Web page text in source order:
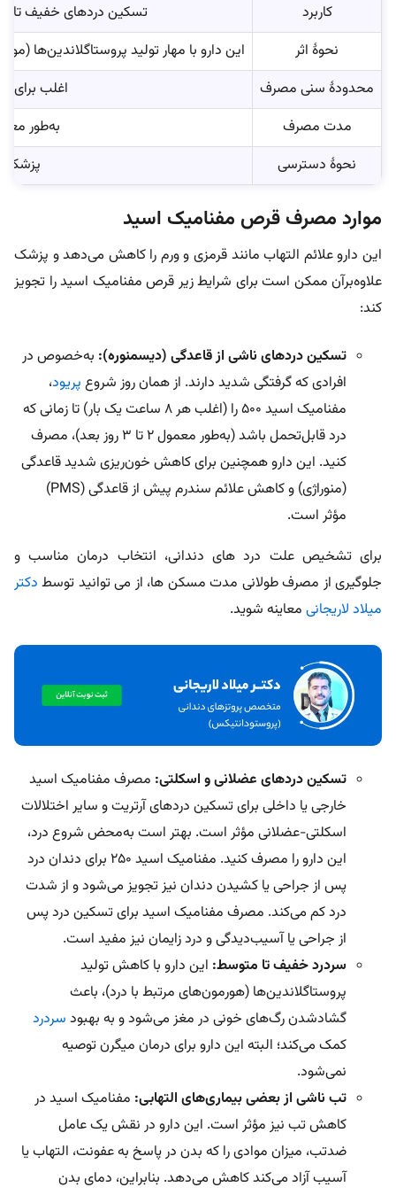
کاربرد
تسکین دردهای خفیف
نحوۀ اثر
این دارو با مهار تولید پروستاگلاندین‌ها
محدودۀ سنی مصرف
اغلب برای افراد بالای
مدت مصرف
به‌‎طور معمول چند روز تا حداکثر یک هفته
نحوۀ دسترسی
پزشک
موارد مصرف قرص مفنامیک اسید
این دارو علائم التهاب مانند قرمزی و ورم را کاهش می‌دهد و پزشک
علاوه‌برآن ممکن است برای شرایط زیر قرص مفنامیک اسید را تجویز
کند:
تسکین دردهای ناشی از قاعدگی (دیسمنوره): به‌خصوص در
افرادی که گرفتگی شدید دارند. از همان روز شروع پریود،
مفنامیک اسید 500 را (اغلب هر ۸ ساعت یک‌ بار) تا زمانی که
درد قابل‌تحمل باشد (به‌طور معمول ۲ تا ۳ روز بعد)، مصرف
کنید. این دارو همچنین برای کاهش خون‌ریزی شدید قاعدگی
(منوراژی) و کاهش علائم سندرم پیش از قاعدگی (PMS)
مؤثر است.
برای تشخیص علت درد های دندانی، انتخاب درمان مناسب و
جلوگیری از مصرف طولانی‌ مدت مسکن‌ ها، از می توانید توسط دکتر
میلاد لاریجانی معاینه شوید.
تسکین دردهای عضلانی و اسکلتی: مصرف مفنامیک اسید
خارجی یا داخلی برای تسکین دردهای آرتریت و سایر اختلالات
اسکلتی-عضلانی مؤثر است. بهتر است به‌محض شروع درد،
این دارو را مصرف کنید. مفنامیک اسید 250 برای دندان درد
پس از جراحی یا کشیدن دندان نیز تجویز می‌شود و از شدت
درد کم می‌کند. مصرف مفنامیک اسید برای تسکین درد پس
از جراحی یا آسیب‌دیدگی و درد زایمان نیز مفید است.
سردرد خفیف تا متوسط: این دارو با کاهش تولید
پروستاگلاندین‌ها (هورمون‌های مرتبط با درد)، باعث
گشادشدن رگ‌های خونی در مغز می‌شود و به بهبود سردرد
کمک می‌کند؛ البته این دارو برای درمان میگرن توصیه
نمی‌شود.
تب ناشی از بعضی بیماری‌های التهابی: مفنامیک اسید در
کاهش تب نیز مؤثر است. این دارو در نقش یک عامل
ضدتب، میزان موادی را که بدن در پاسخ به عفونت، التهاب یا
آسیب آزاد می‌کند کاهش می‌دهد. بنابراین، دمای بدن